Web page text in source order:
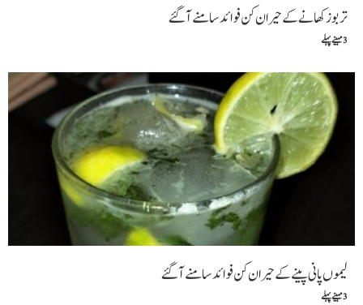
تربوز کھانے کے حیران کن فوائد سامنے آگئے
3 مہینے پہلے
لیموں پانی پینے کے حیران کن فوائد سامنے آگئے
3 مہینے پہلے